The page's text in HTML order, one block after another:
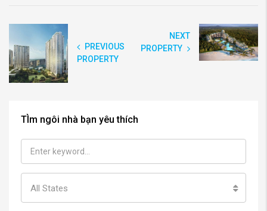
PREVIOUS
PROPERTY
NEXT
PROPERTY
TÌm ngôi nhà bạn yêu thích
All States